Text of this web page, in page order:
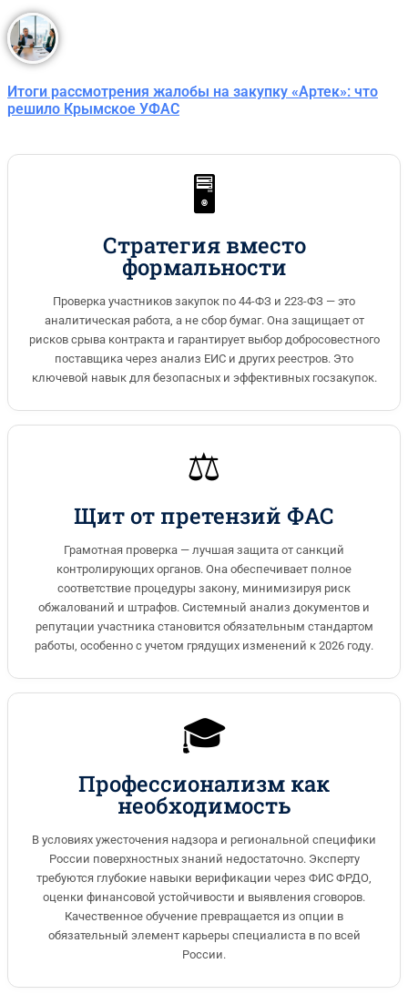
Итоги рассмотрения жалобы на закупку «Артек»: что
решило Крымское УФАС
🖥️
Стратегия вместо
формальности
Проверка участников закупок по 44-ФЗ и 223-ФЗ — это
аналитическая работа, а не сбор бумаг. Она защищает от
рисков срыва контракта и гарантирует выбор добросовестного
поставщика через анализ ЕИС и других реестров. Это
ключевой навык для безопасных и эффективных госзакупок.
⚖️
Щит от претензий ФАС
Грамотная проверка — лучшая защита от санкций
контролирующих органов. Она обеспечивает полное
соответствие процедуры закону, минимизируя риск
обжалований и штрафов. Системный анализ документов и
репутации участника становится обязательным стандартом
работы, особенно с учетом грядущих изменений к 2026 году.
🎓
Профессионализм как
необходимость
В условиях ужесточения надзора и региональной специфики
России поверхностных знаний недостаточно. Эксперту
требуются глубокие навыки верификации через ФИС ФРДО,
оценки финансовой устойчивости и выявления сговоров.
Качественное обучение превращается из опции в
обязательный элемент карьеры специалиста в по всей
России.